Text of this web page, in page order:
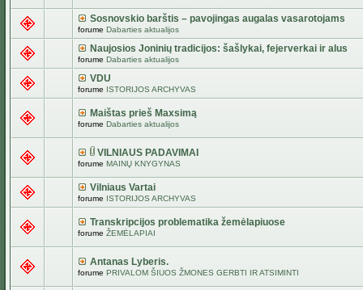
Sosnovskio barštis – pavojingas augalas vasarotojams
forume Dabarties aktualijos
Naujosios Joninių tradicijos: šašlykai, fejerverkai ir alus
forume Dabarties aktualijos
VDU
forume ISTORIJOS ARCHYVAS
Maištas prieš Maxsimą
forume Dabarties aktualijos
VILNIAUS PADAVIMAI
forume MAINŲ KNYGYNAS
Vilniaus Vartai
forume ISTORIJOS ARCHYVAS
Transkripcijos problematika žemėlapiuose
forume ŽEMĖLAPIAI
Antanas Lyberis.
forume PRIVALOM ŠIUOS ŽMONES GERBTI IR ATSIMINTI